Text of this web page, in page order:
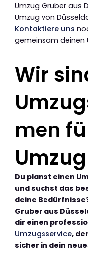
Umzug Gruber aus
Umzug von
Kontaktiere uns
gemeinsam deinen
Wir
men
Du planst einen
und suchst das
deine
Gruber aus
dir einen
Umzugsservice,
sicher in dein